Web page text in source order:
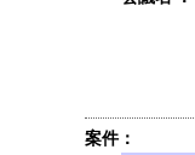
案件：